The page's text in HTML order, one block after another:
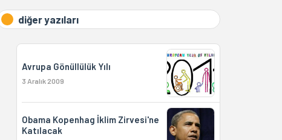
diğer yazıları
Avrupa Gönüllülük Yılı
3 Aralık 2009
Obama Kopenhag İklim Zirvesi'ne
Katılacak